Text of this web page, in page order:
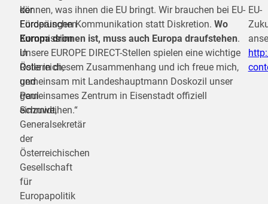
der
Europäischen
Kommission
in
Österreich,
und
Paul
Schmidt,
Generalsekretär
der
Österreichischen
Gesellschaft
für
Europapolitik
können, was ihnen die EU bringt. Wir brauchen bei EU-
Förderungen Kommunikation statt Diskretion.Wo
Europa drinnen ist, muss auch Europa draufstehen.
Unsere EUROPE DIRECT-Stellen spielen eine wichtige
Rolle in diesem Zusammenhang und ich freue mich,
gemeinsam mit Landeshauptmann Doskozil unser
gemeinsames Zentrum in Eisenstadt offiziell
einzuweihen.“
EU-